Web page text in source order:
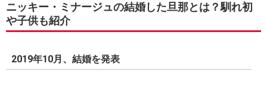
ニッキー・ミナージュの結婚した旦那とは？馴れ初
や子供も紹介
2019年10月、結婚を発表